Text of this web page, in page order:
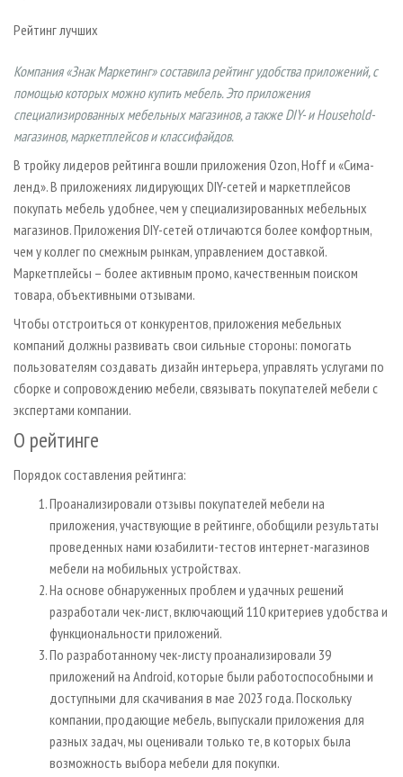
ПРОИЗВОДСТВО ДРЕВЕСНЫХ ПЛИТ
ДЕРЕВЯННОЕ ДОМОСТРОЕНИЕ
ПРОИЗВОДСТВО МЕБЕЛИ
БИОЭНЕРГЕТИКА
ЦБП
ИНСТРУМЕНТ И МАТЕРИАЛЫ
МОБИЛЬНЫЕ ВЫСТАВКИ
ОФИЦИАЛЬНЫЕ ДЕЛЕГАЦИИ
ПРИОРИТЕТНЫЕ ИНВЕСТПРОЕКТЫ
RUSSIAN FORESTRY REVIEW
ГАЗЕТА ЛЕСПРОМФОРУМ
БИБЛИОТЕКА СПЕЦИАЛИСТА
Рейтинг лучших
Компания «Знак Маркетинг» составила рейтинг удобства приложений, с
помощью которых можно купить мебель. Это приложения
специализированных мебельных магазинов, а также DIY- и Household-
магазинов, маркетплейсов и классифайдов.
В тройку лидеров рейтинга вошли приложения Ozon, Hoff и «Сима-
ленд». В приложениях лидирующих DIY-сетей и маркетплейсов
покупать мебель удобнее, чем у специализированных мебельных
магазинов. Приложения DIY-сетей отличаются более комфортным,
чем у коллег по смежным рынкам, управлением доставкой.
Маркетплейсы – более активным промо, качественным поиском
товара, объективными отзывами.
Чтобы отстроиться от конкурентов, приложения мебельных
компаний должны развивать свои сильные стороны: помогать
пользователям создавать дизайн интерьера, управлять услугами по
сборке и сопровождению мебели, связывать покупателей мебели с
экспертами компании.
О рейтинге
Порядок составления рейтинга:
Проанализировали отзывы покупателей мебели на
приложения, участвующие в рейтинге, обобщили результаты
проведенных нами юзабилити-тестов интернет-магазинов
мебели на мобильных устройствах.
На основе обнаруженных проблем и удачных решений
разработали чек-лист, включающий 110 критериев удобства и
функциональности приложений.
По разработанному чек-листу проанализировали 39
приложений на Android, которые были работоспособными и
доступными для скачивания в мае 2023 года. Поскольку
компании, продающие мебель, выпускали приложения для
разных задач, мы оценивали только те, в которых была
возможность выбора мебели для покупки.